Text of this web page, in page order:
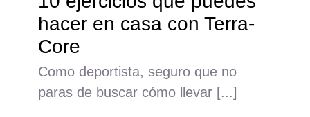
hacer en casa con Terra-
Core
Como deportista, seguro que no
paras de buscar cómo llevar [...]